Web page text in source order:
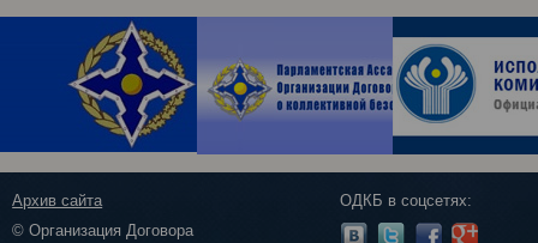
Архив сайта
© Организация Договора
ОДКБ в соцсетях: